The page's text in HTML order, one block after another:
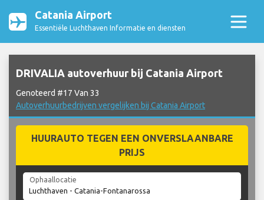
Catania Airport
Essentiële Luchthaven Informatie en diensten
DRIVALIA autoverhuur bij Catania Airport
Genoteerd #17 Van 33
Autoverhuurbedrijven vergelijken bij Catania Airport
HUURAUTO TEGEN EEN ONVERSLAANBARE
PRIJS
Ophaallocatie